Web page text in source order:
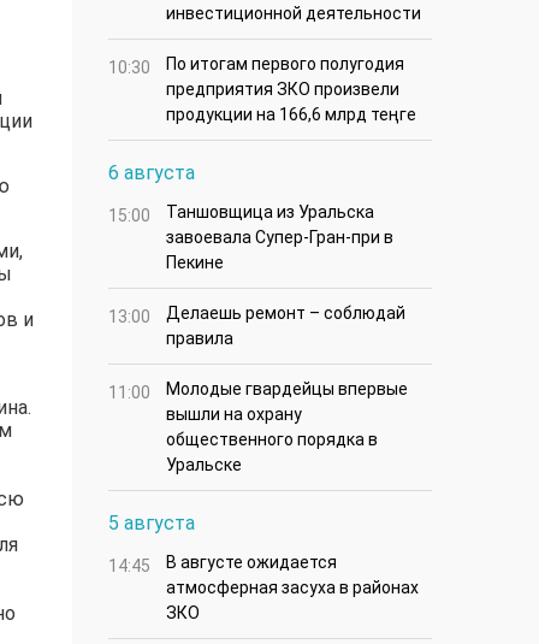
и
инвестиционной деятельности
10:30
По итогам первого полугодия
предприятия ЗКО произвели
продукции на 166,6 млрд теңге
6 августа
15:00
Таншовщица из Уральска
завоевала Супер-Гран-при в
Пекине
13:00
Делаешь ремонт – соблюдай
правила
11:00
Молодые гвардейцы впервые
вышли на охрану
общественного порядка в
Уральске
5 августа
14:45
В августе ожидается
атмосферная засуха в районах
ЗКО